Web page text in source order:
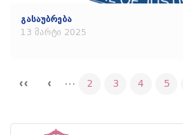
გასაუბრება
13 მარტი 2025
… 2 3 4 5